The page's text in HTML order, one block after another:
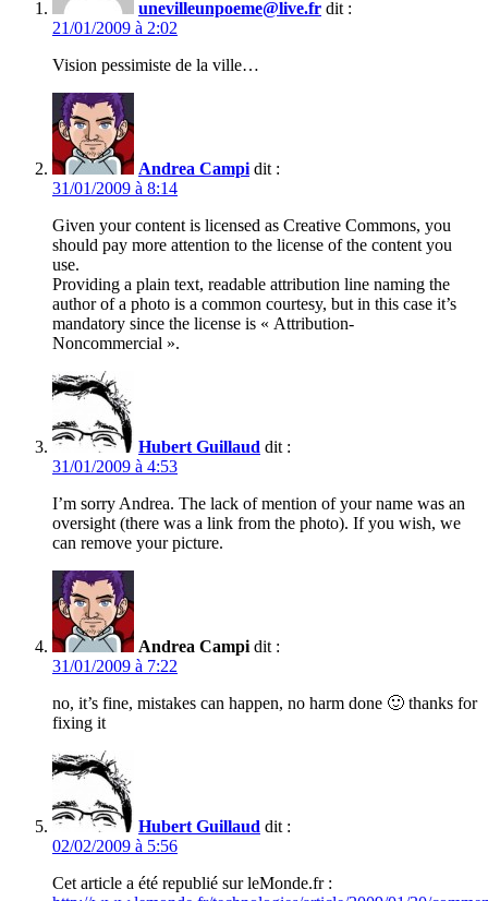
unevilleunpoeme@live.fr dit :
21/01/2009 à 2:02
Vision pessimiste de la ville…
Andrea Campi dit :
31/01/2009 à 8:14
Given your content is licensed as Creative Commons, you
should pay more attention to the license of the content you
use.
Providing a plain text, readable attribution line naming the
author of a photo is a common courtesy, but in this case it’s
mandatory since the license is « Attribution-
Noncommercial ».
Hubert Guillaud dit :
31/01/2009 à 4:53
I’m sorry Andrea. The lack of mention of your name was an
oversight (there was a link from the photo). If you wish, we
can remove your picture.
Andrea Campi dit :
31/01/2009 à 7:22
no, it’s fine, mistakes can happen, no harm done 🙂 thanks for
fixing it
Hubert Guillaud dit :
02/02/2009 à 5:56
Cet article a été republié sur leMonde.fr :